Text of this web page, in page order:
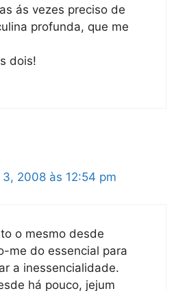
ás vezes preciso de
profunda, que me
dois!
2008 às 12:54 pm
o mesmo desde
me do essencial para
a inessencialidade.
há pouco, jejum